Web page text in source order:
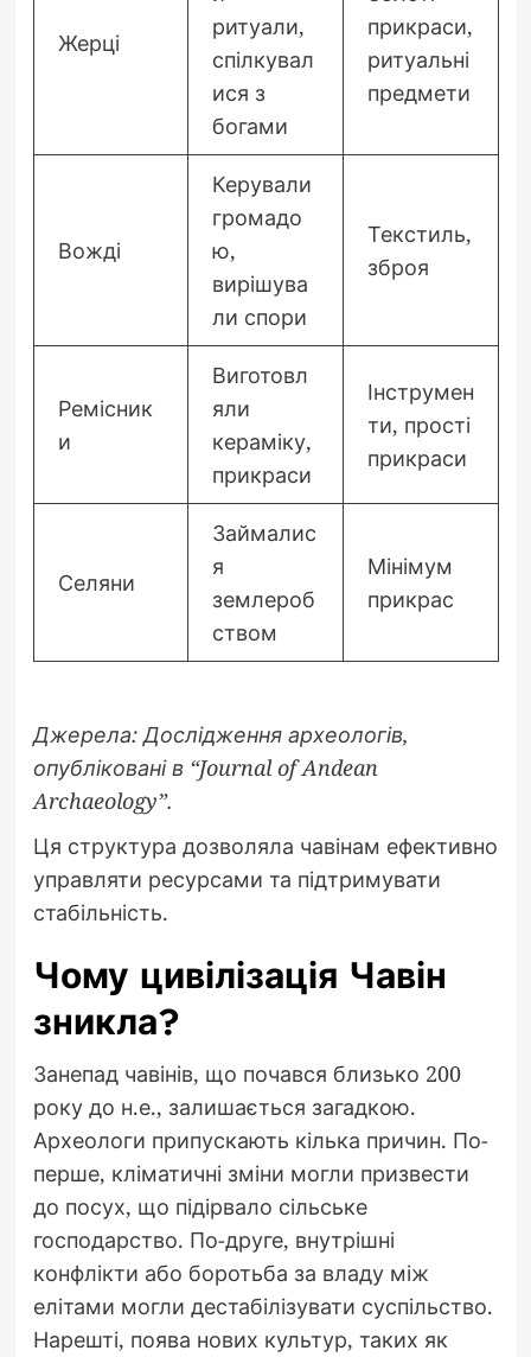
Жерці
ритуали,
спілкувал
ися з
богами
прикраси,
ритуальні
предмети
Вожді
Керували
громадо
ю,
вирішува
ли спори
Текстиль,
зброя
Ремісник
и
Виготовл
яли
кераміку,
прикраси
Інструмен
ти, прості
прикраси
Селяни
Займалис
я
землероб
ством
Мінімум
прикрас
Джерела: Дослідження археологів,
опубліковані в “Journal of Andean
Archaeology”.
Ця структура дозволяла чавінам ефективно
управляти ресурсами та підтримувати
стабільність.
Чому цивілізація Чавін
зникла?
Занепад чавінів, що почався близько 200
року до н.е., залишається загадкою.
Археологи припускають кілька причин. По-
перше, кліматичні зміни могли призвести
до посух, що підірвало сільське
господарство. По-друге, внутрішні
конфлікти або боротьба за владу між
елітами могли дестабілізувати суспільство.
Нарешті, поява нових культур, таких як